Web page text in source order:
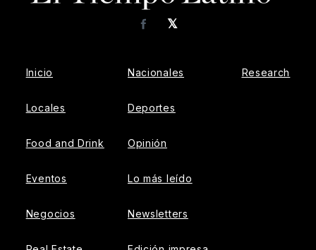
𝕏
Facebook
Inicio
Locales
Food and Drink
Eventos
Negocios
Nacionales
Deportes
Opinión
Lo más leído
Newsletters
Research